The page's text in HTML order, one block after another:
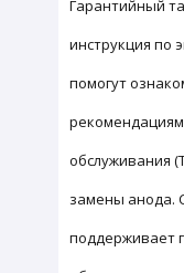
Гарантийный
инструкция по
помогут
обслуживания
замены анода.
поддерживает